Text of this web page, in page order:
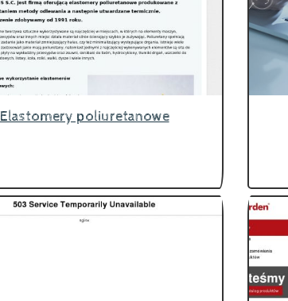
Elastomery poliuretanowe